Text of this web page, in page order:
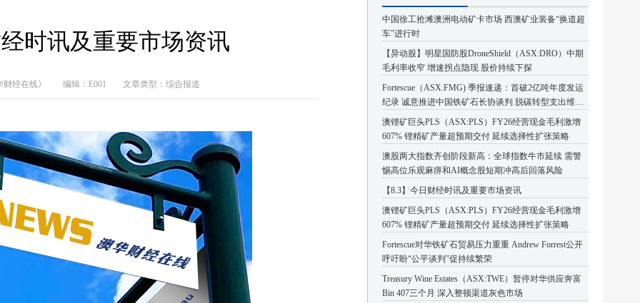
时讯及重要市场资讯
经在线》 编辑：E001 文章类型：综合报道
中国徐工抢滩澳洲电动矿卡市场 西澳矿业装备“换道超
车”进行时
【异动股】明星国防股DroneShield（ASX:DRO）中期
毛利率收窄 增速拐点隐现 股价持续下探
Fortescue（ASX:FMG) 季报速递：首破2亿吨年度发运
纪录 诚意推进中国铁矿石长协谈判 脱碳转型支出维持
高位
澳锂矿巨头PLS（ASX:PLS）FY26经营现金毛利激增
607% 锂精矿产量超预期交付 延续选择性扩张策略
澳股两大指数齐创阶段新高：全球指数牛市延续 需警
惕高位乐观麻痹和AI概念股短期冲高后回落风险
【8.3】今日财经时讯及重要市场资讯
澳锂矿巨头PLS（ASX:PLS）FY26经营现金毛利激增
607% 锂精矿产量超预期交付 延续选择性扩张策略
Fortescue对华铁矿石贸易压力重重 Andrew Forrest公开
呼吁盼“公平谈判”促持续繁荣
Treasury Wine Estates（ASX:TWE）暂停对华供应奔富
Bin 407三个月 深入整顿渠道灰色市场